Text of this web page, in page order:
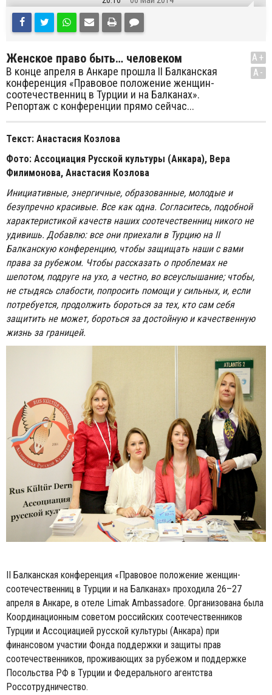
Женское право быть… человеком
В конце апреля в Анкаре прошла II Балканская
конференция «Правовое положение женщин-
соотечественниц в Турции и на Балканах».
Репортаж с конференции прямо сейчас...
A+
A-
Текст: Анастасия Козлова
Фото: Ассоциация Русской культуры (Анкара), Вера
Филимонова, Анастасия Козлова
Инициативные, энергичные, образованные, молодые и
безупречно красивые. Все как одна. Согласитесь, подобной
характеристикой качеств наших соотечественниц никого не
удивишь. Добавлю: все они приехали в Турцию на II
Балканскую конференцию, чтобы защищать наши с вами
права за рубежом. Чтобы рассказать о проблемах не
шепотом, подруге на ухо, а честно, во всеуслышание; чтобы,
не стыдясь слабости, попросить помощи у сильных, и, если
потребуется, продолжить бороться за тех, кто сам себя
защитить не может, бороться за достойную и качественную
жизнь за границей.
II Балканская конференция «Правовое положение женщин-
соотечественниц в Турции и на Балканах» проходила 26–27
апреля в Анкаре, в отеле Limak Ambassadore. Организована была
Координационным советом российских соотечественников
Турции и Ассоциацией русской культуры (Анкара) при
финансовом участии Фонда поддержки и защиты прав
соотечественников, проживающих за рубежом и поддержке
Посольства РФ в Турции и Федерального агентства
Россотрудничество.